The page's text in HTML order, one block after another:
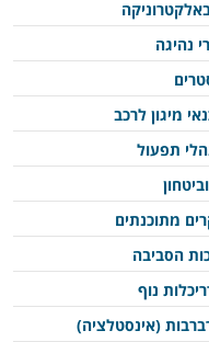
נהיגה
מיגון לרכב
תפעול
מתוכנתים
הסביבה
נוף
(אינסטלציה)